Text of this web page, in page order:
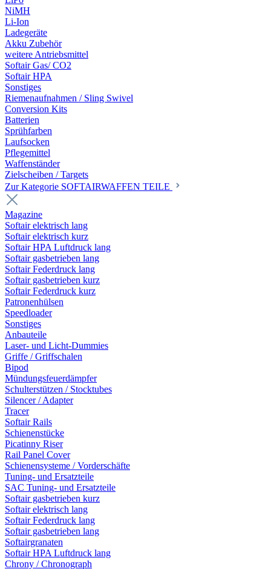
NiMH
Li-Ion
Ladegeräte
Akku Zubehör
weitere Antriebsmittel
Softair Gas/ CO2
Softair HPA
Sonstiges
Riemenaufnahmen / Sling Swivel
Conversion Kits
Batterien
Sprühfarben
Laufsocken
Pflegemittel
Waffenständer
Zielscheiben / Targets
Zur Kategorie SOFTAIRWAFFEN TEILE
Magazine
Softair elektrisch lang
Softair elektrisch kurz
Softair HPA Luftdruck lang
Softair gasbetrieben lang
Softair Federdruck lang
Softair gasbetrieben kurz
Softair Federdruck kurz
Patronenhülsen
Speedloader
Sonstiges
Anbauteile
Laser- und Licht-Dummies
Griffe / Griffschalen
Bipod
Mündungsfeuerdämpfer
Schulterstützen / Stocktubes
Silencer / Adapter
Tracer
Softair Rails
Schienenstücke
Picatinny Riser
Rail Panel Cover
Schienensysteme / Vorderschäfte
Tuning- und Ersatzteile
SAC Tuning- und Ersatzteile
Softair gasbetrieben kurz
Softair elektrisch lang
Softair Federdruck lang
Softair gasbetrieben lang
Softairgranaten
Softair HPA Luftdruck lang
Chrony / Chronograph